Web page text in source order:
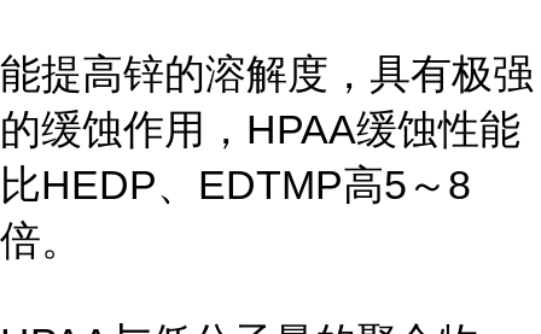
能提高锌的溶解度，具有极强
的缓蚀作用，HPAA缓蚀性能
比HEDP、EDTMP高5～8
倍。